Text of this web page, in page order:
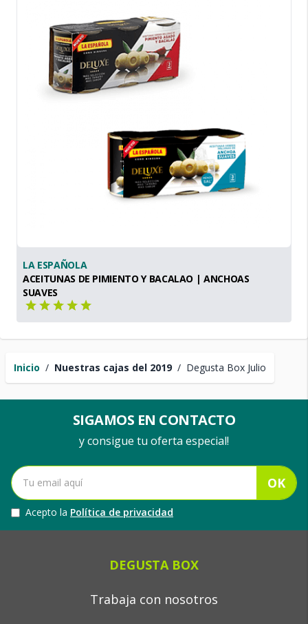
Inicio / Nuestras cajas del 2019 / Degusta Box Julio
LA ESPAÑOLA
ACEITUNAS DE PIMIENTO Y BACALAO | ANCHOAS
SUAVES
SIGAMOS EN CONTACTO
y consigue tu oferta especial!
OK
Acepto la Política de privacidad
DEGUSTA BOX
Trabaja con nosotros